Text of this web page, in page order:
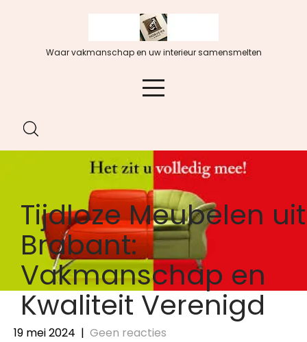
Waar vakmanschap en uw interieur samensmelten
Tijdloze Meubelen uit
Brabant:
Vakmanschap en
Kwaliteit Verenigd
19 mei 2024 | Geen reacties